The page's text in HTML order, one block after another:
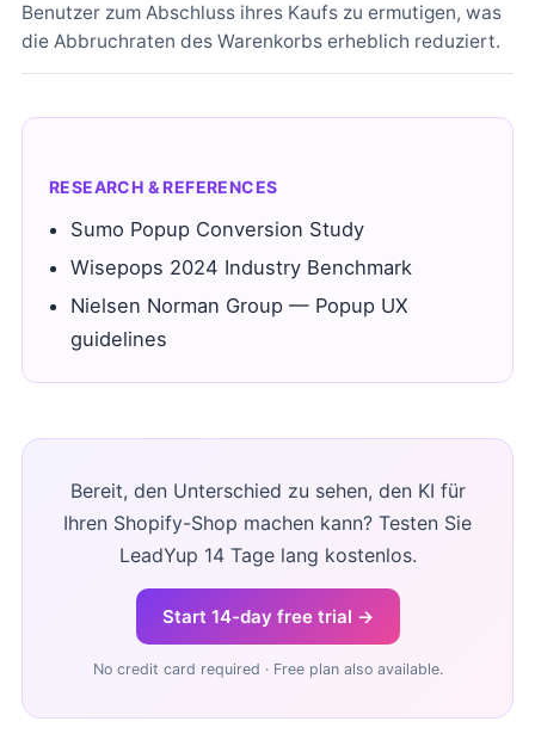
Benutzer zum Abschluss ihres Kaufs zu ermutigen, was
die Abbruchraten des Warenkorbs erheblich reduziert.
RESEARCH & REFERENCES
Sumo Popup Conversion Study
Wisepops 2024 Industry Benchmark
Nielsen Norman Group — Popup UX
guidelines
Bereit, den Unterschied zu sehen, den KI für
Ihren Shopify-Shop machen kann? Testen Sie
LeadYup 14 Tage lang kostenlos.
Start 14-day free trial →
No credit card required · Free plan also available.